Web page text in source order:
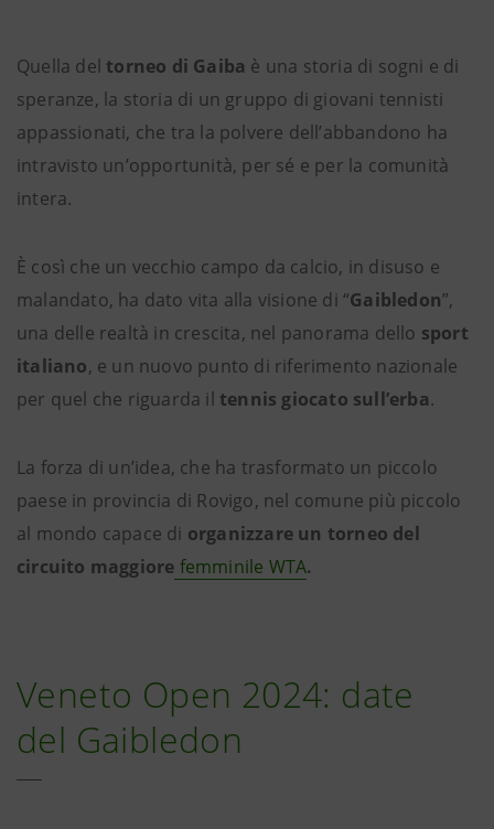
Quella del torneo di Gaiba è una storia di sogni e di
speranze, la storia di un gruppo di giovani tennisti
appassionati, che tra la polvere dell’abbandono ha
intravisto un’opportunità, per sé e per la comunità
intera.
È così che un vecchio campo da calcio, in disuso e
malandato, ha dato vita alla visione di “Gaibledon”,
una delle realtà in crescita, nel panorama dello sport
italiano, e un nuovo punto di riferimento nazionale
per quel che riguarda il tennis giocato sull’erba.
La forza di un’idea, che ha trasformato un piccolo
paese in provincia di Rovigo, nel comune più piccolo
al mondo capace di organizzare un torneo del
circuito maggiore femminile WTA.
Veneto Open 2024: date
del Gaibledon